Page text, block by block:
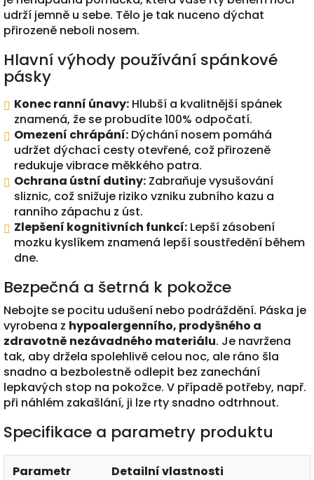
udrží jemně u sebe. Tělo je tak nuceno dýchat
přirozeně neboli nosem.
Hlavní výhody používání spánkové
pásky
Konec ranní únavy: Hlubší a kvalitnější spánek
znamená, že se probudíte 100% odpočatí.
Omezení chrápání: Dýchání nosem pomáhá
udržet dýchací cesty otevřené, což přirozeně
redukuje vibrace měkkého patra.
Ochrana ústní dutiny: Zabraňuje vysušování
sliznic, což snižuje riziko vzniku zubního kazu a
ranního zápachu z úst.
Zlepšení kognitivních funkcí: Lepší zásobení
mozku kyslíkem znamená lepší soustředění během
dne.
Bezpečná a šetrná k pokožce
Nebojte se pocitu udušení nebo podráždění. Páska je
vyrobena z hypoalergenního, prodyšného a
zdravotně nezávadného materiálu. Je navržena
tak, aby držela spolehlivě celou noc, ale ráno šla
snadno a bezbolestně odlepit bez zanechání
lepkavých stop na pokožce. V případě potřeby, např.
při náhlém zakašlání, ji lze rty snadno odtrhnout.
Specifikace a parametry produktu
Parametr Detailní vlastnosti